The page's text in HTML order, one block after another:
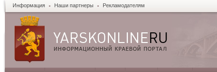
Информация Наши партнеры Рекламодателям